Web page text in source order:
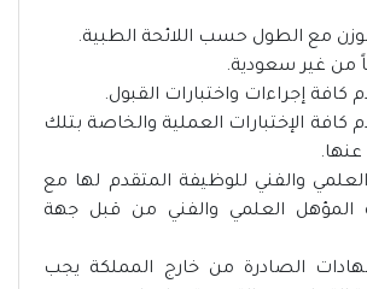
كافة الإختبارات العملية والخاصة بتلك
والفني للوظيفة المتقدم لها مع
العلمي والفني من قبل جهة
الصادرة من خارج المملكة يجب